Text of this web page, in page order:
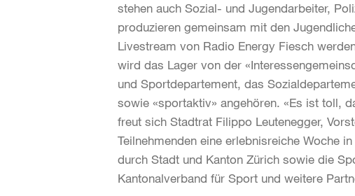
stehen auch Sozial- und Jugendarbeiter,
produzieren gemeinsam mit den
Livestream von Radio Energy Fiesch
wird das Lager von der
und Sportdepartement, das
sowie «sportaktiv» angehören. «Es ist toll,
freut sich Stadtrat Filippo Leutenegger,
Teilnehmenden eine erlebnisreiche Woche
durch Stadt und Kanton Zürich sowie die
Kantonalverband für Sport und weitere